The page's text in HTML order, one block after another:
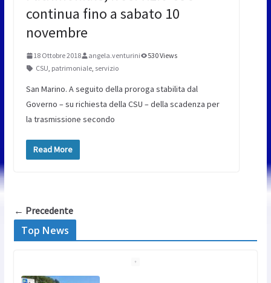
continua fino a sabato 10
novembre
18 Ottobre 2018 angela.venturini
530 Views
CSU, patrimoniale, servizio
San Marino. A seguito della proroga stabilita dal
Governo – su richiesta della CSU – della scadenza per
la trasmissione secondo
Read More
← Precedente
Top News